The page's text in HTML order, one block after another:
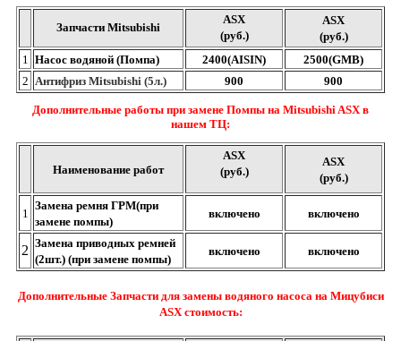
Запчасти Mitsubishi
ASX
(руб.)
ASX
(руб.)
1
Насос водяной (Помпа) 2400(AISIN)
2500(GMB)
2 Антифриз Mitsubishi (5л.) 900 900
Дополнительные работы при замене Помпы на Mitsubishi ASX в
нашем TЦ:
Наименование работ
ASX
(руб.)
ASX
(руб.)
1
Замена ремня ГРМ(при
замене помпы)
включено включено
2 Замена приводных ремней
(2шт.) (при замене помпы)
включено включено
Дополнительные Запчасти для замены водяного насоса на Мицубиси
ASX стоимость: